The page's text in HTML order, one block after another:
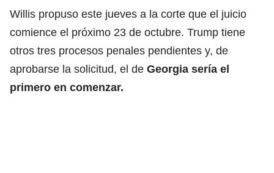
Willis propuso este jueves a la corte que el juicio
comience el próximo 23 de octubre. Trump tiene
otros tres procesos penales pendientes y, de
aprobarse la solicitud, el de Georgia sería el
primero en comenzar.